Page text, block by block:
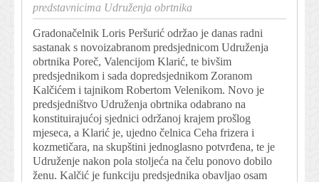
predstavnicima Udruženja obrtnika
Gradonačelnik Loris Peršurić održao je danas radni
sastanak s novoizabranom predsjednicom Udruženja
obrtnika Poreč, Valencijom Klarić, te bivšim
predsjednikom i sada dopredsjednikom Zoranom
Kalčićem i tajnikom Robertom Velenikom. Novo je
predsjedništvo Udruženja obrtnika odabrano na
konstituirajućoj sjednici održanoj krajem prošlog
mjeseca, a Klarić je, ujedno čelnica Ceha frizera i
kozmetičara, na skupštini jednoglasno potvrđena, te je
Udruženje nakon pola stoljeća na čelu ponovo dobilo
ženu. Kalčić je funkciju predsjednika obavljao osam